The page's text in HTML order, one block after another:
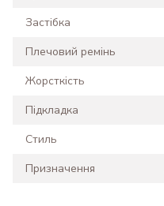
Застібка
Плечовий ремінь
Жорсткість
Підкладка
Стиль
Призначення